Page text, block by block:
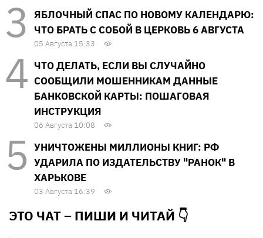
ЯБЛОЧНЫЙ СПАС ПО НОВОМУ КАЛЕНДАРЮ:
ЧТО БРАТЬ С СОБОЙ В ЦЕРКОВЬ 6 АВГУСТА
05 Августа 15:33
ЧТО ДЕЛАТЬ, ЕСЛИ ВЫ СЛУЧАЙНО
СООБЩИЛИ МОШЕННИКАМ ДАННЫЕ
БАНКОВСКОЙ КАРТЫ: ПОШАГОВАЯ
ИНСТРУКЦИЯ
06 Августа 10:08
УНИЧТОЖЕНЫ МИЛЛИОНЫ КНИГ: РФ
УДАРИЛА ПО ИЗДАТЕЛЬСТВУ "РАНОК" В
ХАРЬКОВЕ
03 Августа 16:39
ЭТО ЧАТ – ПИШИ И ЧИТАЙ 👇